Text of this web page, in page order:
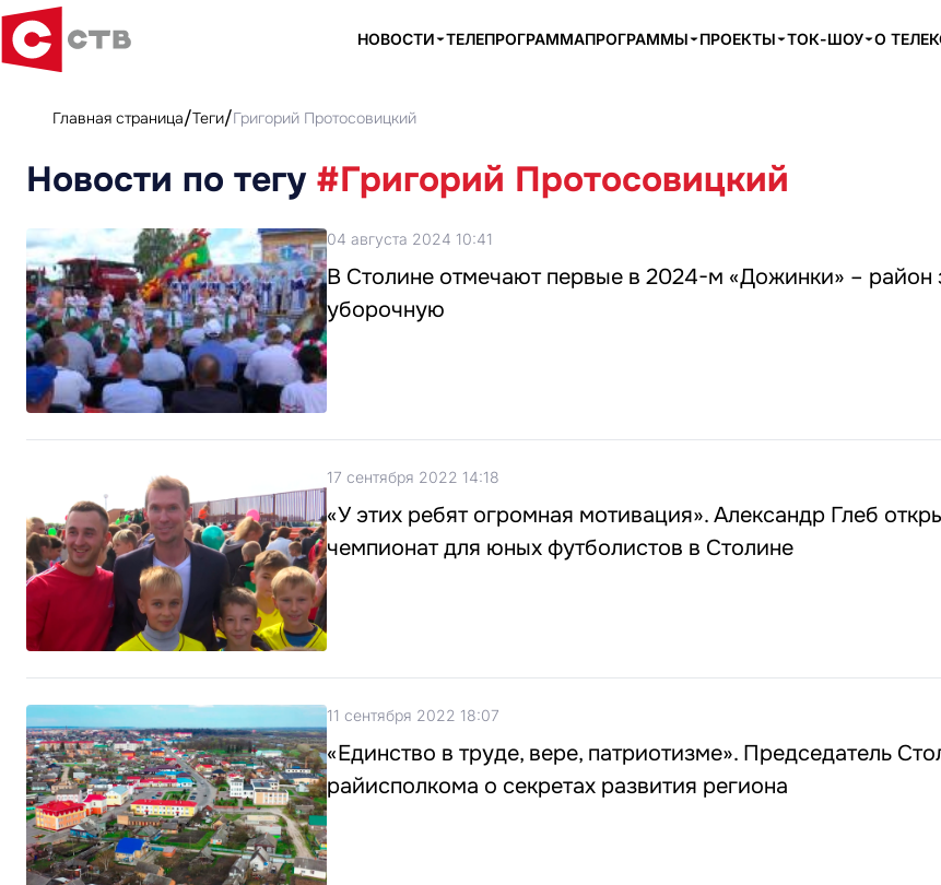
НОВОСТИ ТЕЛЕПРОГРАММАПРОГРАММЫ ПРОЕКТЫ ТОК-ШОУ О
Главная страница Теги Григорий Протосовицкий
Новости по тегу #Григорий Протосовицкий
04 августа 2024 10:41
В Столине отмечают первые в 2024-м «Дожинки» – район
уборочную
17 сентября 2022 14:18
«У этих ребят огромная мотивация». Александр Глеб
чемпионат для юных футболистов в Столине
11 сентября 2022 18:07
«Единство в труде, вере, патриотизме». Председатель
райисполкома о секретах развития региона